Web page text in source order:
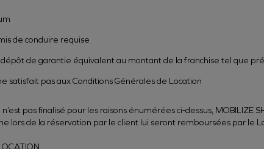
de conduire requise
de garantie équivalent au montant de la franchise tel que
satisfait pas aux Conditions Générales de Location
pas finalisé pour les raisons énumérées ci-dessus,
lors de la réservation par le client lui seront remboursées par le